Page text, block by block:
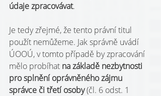
údaje zpracovávat.
Je tedy zřejmé, že tento právní titul
použít nemůžeme. Jak správně uvádí
ÚOOÚ, v tomto případě by zpracování
mělo probíhat na základě nezbytnosti
pro splnění oprávněného zájmu
správce či třetí osoby (čl. 6 odst. 1